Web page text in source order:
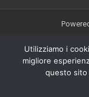
Registrazione
Riproduzione
Utilizziamo i
migliore
questo sito